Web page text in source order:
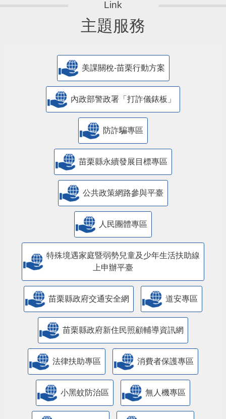
主題服務
美課關稅-苗栗行動方案
內政部警政署「打詐儀錶板」
防詐騙專區
苗栗縣永續發展目標專區
公共政策網路參與平臺
人民團體專區
特殊境遇家庭暨弱勢兒童及少年生活扶助線
上申辦平臺
苗栗縣政府交通安全網 道安專區
苗栗縣政府新住民照顧輔導資訊網
法律扶助專區 消費者保護專區
小黑蚊防治區 無人機專區